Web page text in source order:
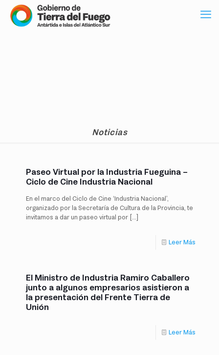
Noticias
Paseo Virtual por la Industria Fueguina –
Ciclo de Cine Industria Nacional
En el marco del Ciclo de Cine ‘Industria Nacional’,
organizado por la Secretaría de Cultura de la Provincia, te
invitamos a dar un paseo virtual por […]
Leer Más
El Ministro de Industria Ramiro Caballero
junto a algunos empresarios asistieron a
la presentación del Frente Tierra de
Unión
Leer Más